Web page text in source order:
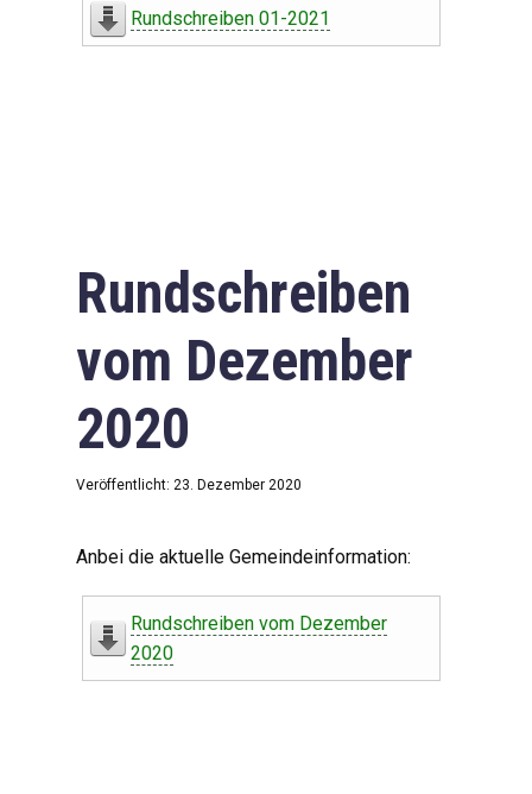
Rundschreiben 01-2021
Rundschreiben
vom Dezember
2020
Veröffentlicht: 23. Dezember 2020
Anbei die aktuelle Gemeindeinformation:
Rundschreiben vom Dezember
2020